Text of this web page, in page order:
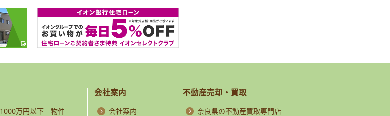
1000万円以下 物件
会社案内
会社案内
不動産売却・買取
奈良県の不動産買取専門店